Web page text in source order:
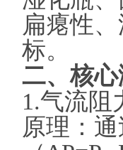
扁瘪性、
标。
二、核
1.气流阻
原理‌：